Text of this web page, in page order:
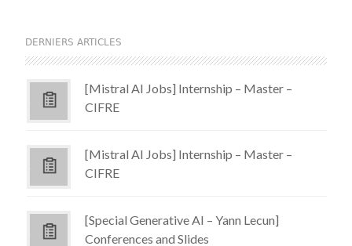
DERNIERS ARTICLES
[Mistral AI Jobs] Internship – Master –
CIFRE
[Mistral AI Jobs] Internship – Master –
CIFRE
[Special Generative AI – Yann Lecun]
Conferences and Slides